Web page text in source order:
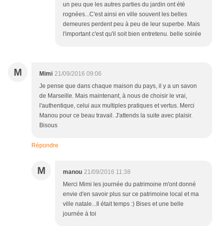
un peu que les autres parties du jardin ont été
rognées...C'est ainsi en ville souvent les belles
demeures perdent peu à peu de leur superbe. Mais
l'important c'est qu'il soit bien entretenu. belle soirée
M Mimi 21/09/2016 09:06
Je pense que dans chaque maison du pays, il y a un savon
de Marseille. Mais maintenant, à nous de choisir le vrai,
l'authentique, celui aux multiples pratiques et vertus. Merci
Manou pour ce beau travail. J'attends la suite avec plaisir.
Bisous
Répondre
M manou 21/09/2016 11:38
Merci Mimi les journée du patrimoine m'ont donné
envie d'en savoir plus sur ce patrimoine local et ma
ville natale...Il était temps :) Bises et une belle
journée à toi